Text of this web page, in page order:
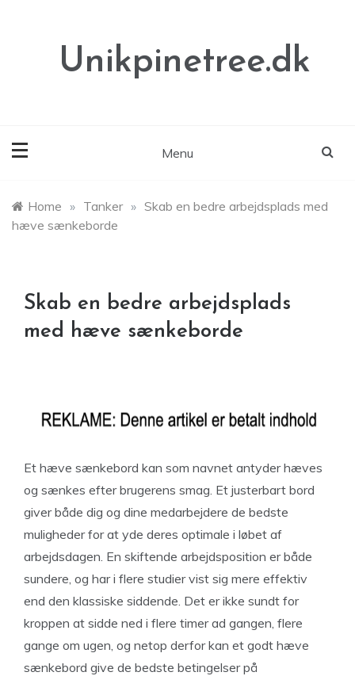
Unikpinetree.dk
Menu
Home » Tanker » Skab en bedre arbejdsplads med
hæve sænkeborde
Skab en bedre arbejdsplads
med hæve sænkeborde
Et hæve sænkebord kan som navnet antyder hæves
og sænkes efter brugerens smag. Et justerbart bord
giver både dig og dine medarbejdere de bedste
muligheder for at yde deres optimale i løbet af
arbejdsdagen. En skiftende arbejdsposition er både
sundere, og har i flere studier vist sig mere effektiv
end den klassiske siddende. Det er ikke sundt for
kroppen at sidde ned i flere timer ad gangen, flere
gange om ugen, og netop derfor kan et godt hæve
sænkebord give de bedste betingelser på